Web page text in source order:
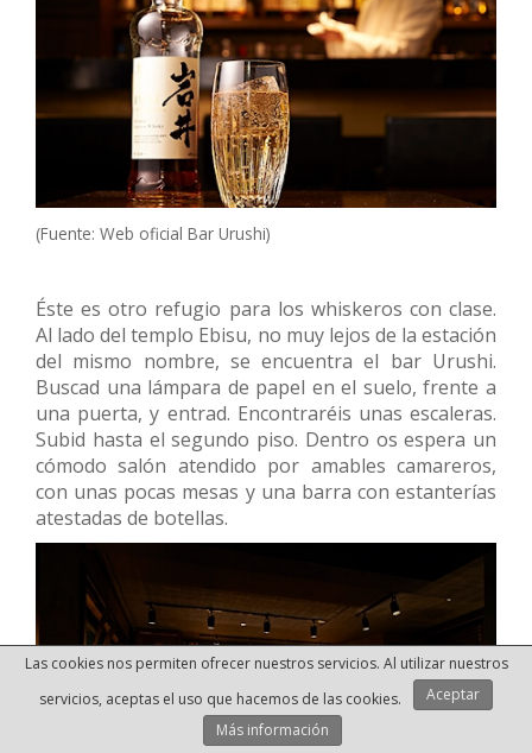
(Fuente: Web oficial Bar Urushi)
Éste es otro refugio para los whiskeros con clase.
Al lado del templo Ebisu, no muy lejos de la estación
del mismo nombre, se encuentra el bar Urushi.
Buscad una lámpara de papel en el suelo, frente a
una puerta, y entrad. Encontraréis unas escaleras.
Subid hasta el segundo piso. Dentro os espera un
cómodo salón atendido por amables camareros,
con unas pocas mesas y una barra con estanterías
atestadas de botellas.
Las cookies nos permiten ofrecer nuestros servicios. Al utilizar nuestros
servicios, aceptas el uso que hacemos de las cookies.
Aceptar
Más información